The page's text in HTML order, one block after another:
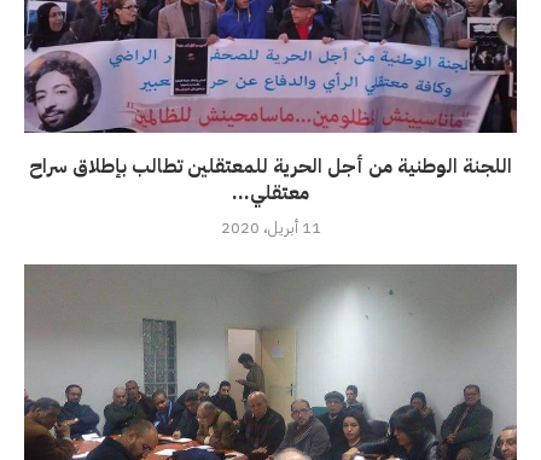
اللجنة الوطنية من أجل الحرية للمعتقلين تطالب بإطلاق سراح
معتقلي...
11 أبريل، 2020